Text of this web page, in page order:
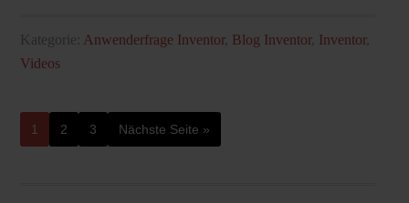
Kategorie: Anwenderfrage Inventor, Blog Inventor, Inventor,
Videos
1 2 3 Nächste Seite »